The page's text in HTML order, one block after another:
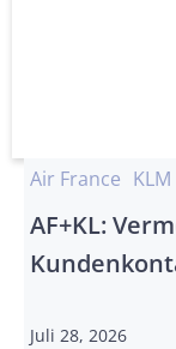
Air France KLM
AF+KL:
Juli 28, 2026